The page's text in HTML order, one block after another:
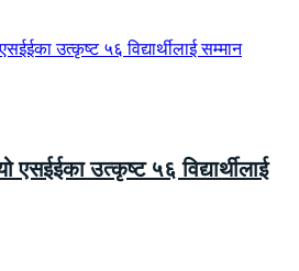
एसईईका उत्कृष्ट ५६ विद्यार्थीलाई